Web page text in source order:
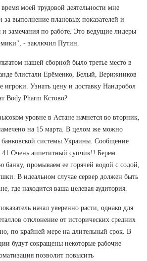
время моей трудовой деятельности мне
за выполнение плановых показателей и
и замечания по работе. Это ведущие лидеры
- заключил Путин.
нашей сборной было третье место в
блистали Ерёменко, Белый, Верижников
игроки. Узнать цену и доставку Нандробол
Body Pharm Кстово?
уровне в Астане начнется во вторник,
на 15 марта. В целом же можно
банковской системы Украины. Сообщение
Очень аппетитный супчик!! Берем
банку, промываем ее горячей водой с содой,
В идеальном случае сервер должен быть
где находится ваша целевая аудитория.
начал уверенно расти, однако для
отклонение от исторических средних
по крайней мере на длительный срок. В
будут сокращены некоторые рабочие
позволит повысить